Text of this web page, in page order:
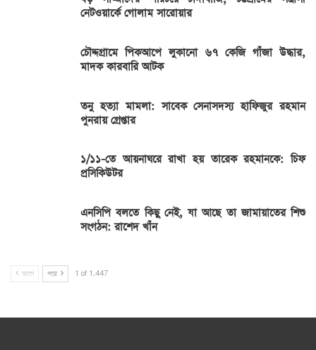
নেটওয়ার্কে গোলাম সারোয়ার
চৌদ্দগ্রামে পিকআপে লুকানো ৬৭ কেজি গাঁজা উদ্ধার,
মাদক কারবারি আটক
তনু হত্যা মামলা: সাবেক সেনাসদস্য হাফিজুর রহমান
পুনরায় গ্রেপ্তার
১/১১-তে আয়নাঘরে রাখা হয় তারেক রহমানকে: চিফ
প্রসিকিউটর
এনসিপি বলতে কিছু নেই, যা আছে তা জামায়াতের শিশু
সংগঠন: রাশেদ খাঁন
আগে পরে 1 of 1,447